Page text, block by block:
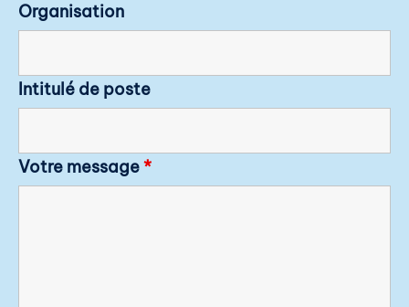
Organisation
Intitulé de poste
Votre message*